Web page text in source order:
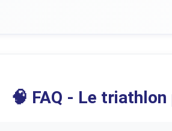
🧠 FAQ - Le